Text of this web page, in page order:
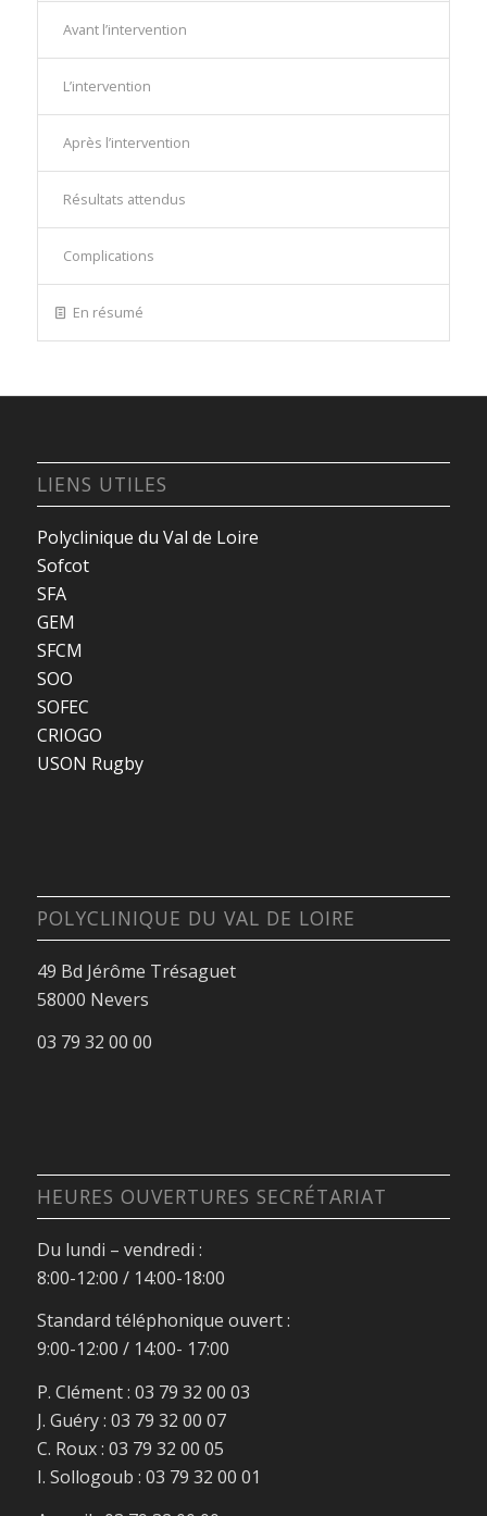
Avant l’intervention
L’intervention
Après l’intervention
Résultats attendus
Complications
En résumé
LIENS UTILES
Polyclinique du Val de Loire
Sofcot
SFA
GEM
SFCM
SOO
SOFEC
CRIOGO
USON Rugby
POLYCLINIQUE DU VAL DE LOIRE
49 Bd Jérôme Trésaguet
58000 Nevers
03 79 32 00 00
HEURES OUVERTURES SECRÉTARIAT
Du lundi – vendredi :
8:00-12:00 / 14:00-18:00
Standard téléphonique ouvert :
9:00-12:00 / 14:00- 17:00
P. Clément : 03 79 32 00 03
J. Guéry : 03 79 32 00 07
C. Roux : 03 79 32 00 05
I. Sollogoub : 03 79 32 00 01